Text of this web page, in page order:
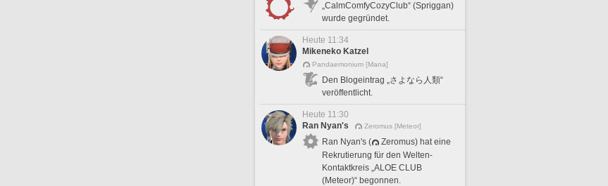
„CalmComfyCozyClub“ (Spriggan)
wurde gegründet.
Heute 11:34
Mikeneko Katzel
Pandaemonium [Mana]
Den Blogeintrag „さよなら人類“
veröffentlicht.
Heute 11:30
Ran Nyan's
Zeromus [Meteor]
Ran Nyan's (
Zeromus) hat eine
Rekrutierung für den Welten-
Kontaktkreis „ALOE CLUB
(Meteor)“ begonnen.